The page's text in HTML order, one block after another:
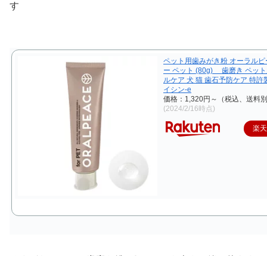
す
ペット用歯みがき粉 オーラルピ
ー ペット (80g) 歯磨き ペット
ルケア 犬 猫 歯石予防ケア 特許
イシン-e
価格：1,320円～（税込、送料
(2024/2/16時点)
楽